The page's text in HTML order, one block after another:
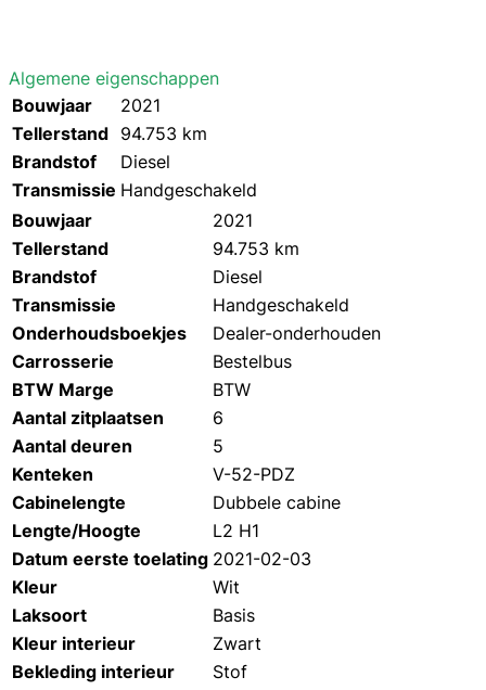
Algemene eigenschappen
Bouwjaar
2021
Tellerstand 94.753 km
Brandstof
Diesel
Transmissie Handgeschakeld
Bouwjaar
2021
Tellerstand
94.753 km
Brandstof
Diesel
Transmissie
Handgeschakeld
Onderhoudsboekjes
Dealer-onderhouden
Carrosserie
Bestelbus
BTW Marge
BTW
Aantal zitplaatsen
6
Aantal deuren
5
Kenteken
V-52-PDZ
Cabinelengte
Dubbele cabine
Lengte/Hoogte
L2 H1
Datum eerste toelating 2021-02-03
Kleur
Wit
Laksoort
Basis
Kleur interieur
Zwart
Bekleding interieur
Stof